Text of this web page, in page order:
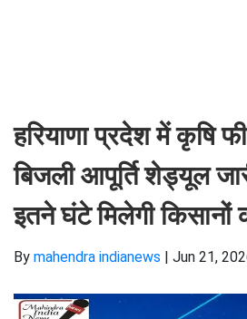
हरियाणा प्रदेश में कृषि
बिजली आपूर्ति शेड्यूल
इतने घंटे मिलेगी किसानों
By mahendra indianews | Jun 21,